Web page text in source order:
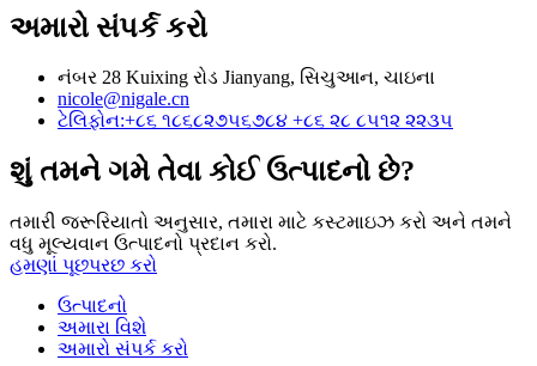
અમારો સંપર્ક કરો
નંબર 28 Kuixing રોડ Jianyang, સિચુઆન, ચાઇના
nicole@nigale.cn
ટેલિફોન:+૮૬ ૧૮૬૮૨૭૫૬૭૮૪ +૮૬ ૨૮ ૮૫૧૨ ૨૨૩૫
શું તમને ગમે તેવા કોઈ ઉત્પાદનો છે?
તમારી જરૂરિયાતો અનુસાર, તમારા માટે કસ્ટમાઇઝ કરો અને તમને
વધુ મૂલ્યવાન ઉત્પાદનો પ્રદાન કરો.
હમણાં પૂછપરછ કરો
ઉત્પાદનો
અમારા વિશે
અમારો સંપર્ક કરો